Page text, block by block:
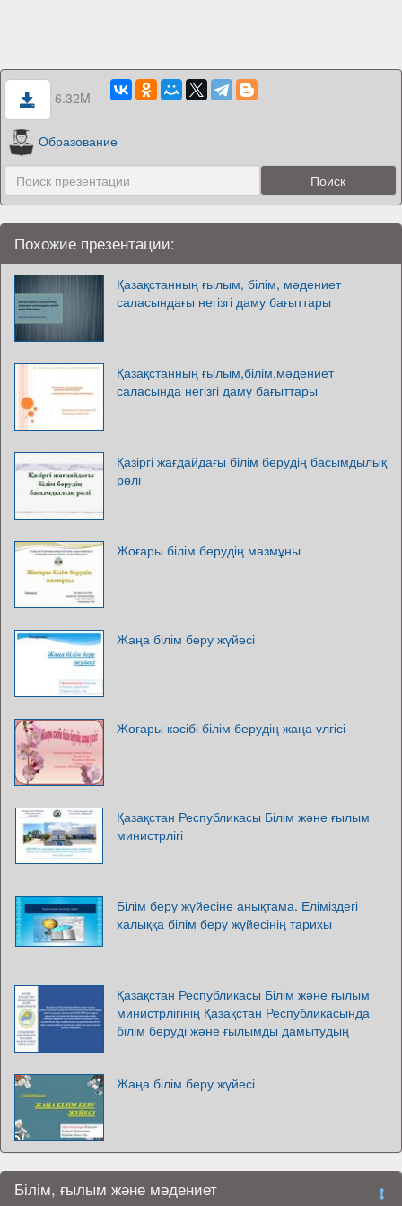
6.32M
Образование
Похожие презентации:
Қазақстанның ғылым, білім, мәдениет
саласындағы негізгі даму бағыттары
Қазақстанның ғылым,білім,мәдениет
саласында негізгі даму бағыттары
Қазіргі жағдайдағы білім берудің басымдылық
рөлі
Жоғары білім берудің мазмұны
Жаңа білім беру жүйесі
Жоғары кәсібі білім берудің жаңа үлгісі
Қазақстан Республикасы Білім және ғылым
министрлігі
Білім беру жүйесіне анықтама. Еліміздегі
халыққа білім беру жүйесінің тарихы
Қазақстан Республикасы Білім және ғылым
министрлігінің Қазақстан Республикасында
білім беруді және ғылымды дамытудың
Жаңа білім беру жүйесі
Білім, ғылым және мәдениет